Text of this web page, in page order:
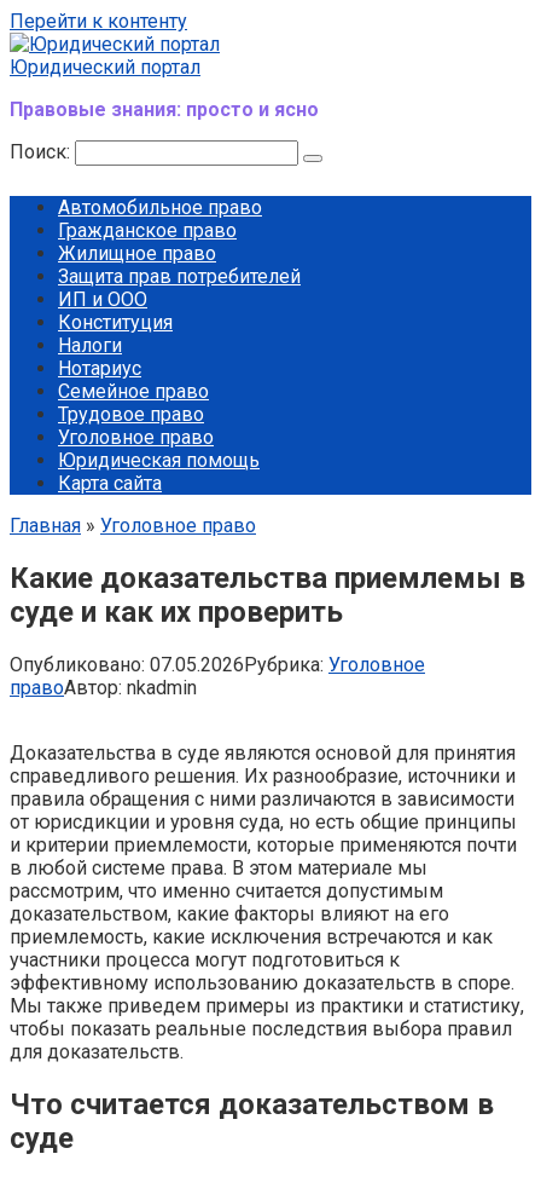
Перейти к контенту
Юридический портал
Правовые знания: просто и ясно
Поиск:
Автомобильное право
Гражданское право
Жилищное право
Защита прав потребителей
ИП и ООО
Конституция
Налоги
Нотариус
Семейное право
Трудовое право
Уголовное право
Юридическая помощь
Карта сайта
Главная » Уголовное право
Какие доказательства приемлемы в
суде и как их проверить
Опубликовано: 07.05.2026Рубрика: Уголовное
правоАвтор: nkadmin
Доказательства в суде являются основой для принятия
справедливого решения. Их разнообразие, источники и
правила обращения с ними различаются в зависимости
от юрисдикции и уровня суда, но есть общие принципы
и критерии приемлемости, которые применяются почти
в любой системе права. В этом материале мы
рассмотрим, что именно считается допустимым
доказательством, какие факторы влияют на его
приемлемость, какие исключения встречаются и как
участники процесса могут подготовиться к
эффективному использованию доказательств в споре.
Мы также приведем примеры из практики и статистику,
чтобы показать реальные последствия выбора правил
для доказательств.
Что считается доказательством в
суде